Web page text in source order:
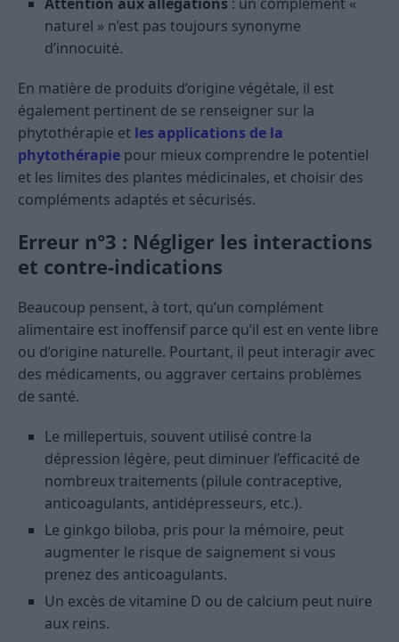
naturel » n’est pas toujours synonyme
d’innocuité.
En matière de produits d’origine végétale, il est
également pertinent de se renseigner sur la
phytothérapie et les applications de la
phytothérapie pour mieux comprendre le potentiel
et les limites des plantes médicinales, et choisir des
compléments adaptés et sécurisés.
Erreur n°3 : Négliger les interactions
et contre-indications
Beaucoup pensent, à tort, qu’un complément
alimentaire est inoffensif parce qu’il est en vente libre
ou d’origine naturelle. Pourtant, il peut interagir avec
des médicaments, ou aggraver certains problèmes
de santé.
Le millepertuis, souvent utilisé contre la
dépression légère, peut diminuer l’efficacité de
nombreux traitements (pilule contraceptive,
anticoagulants, antidépresseurs, etc.).
Le ginkgo biloba, pris pour la mémoire, peut
augmenter le risque de saignement si vous
prenez des anticoagulants.
Un excès de vitamine D ou de calcium peut nuire
aux reins.